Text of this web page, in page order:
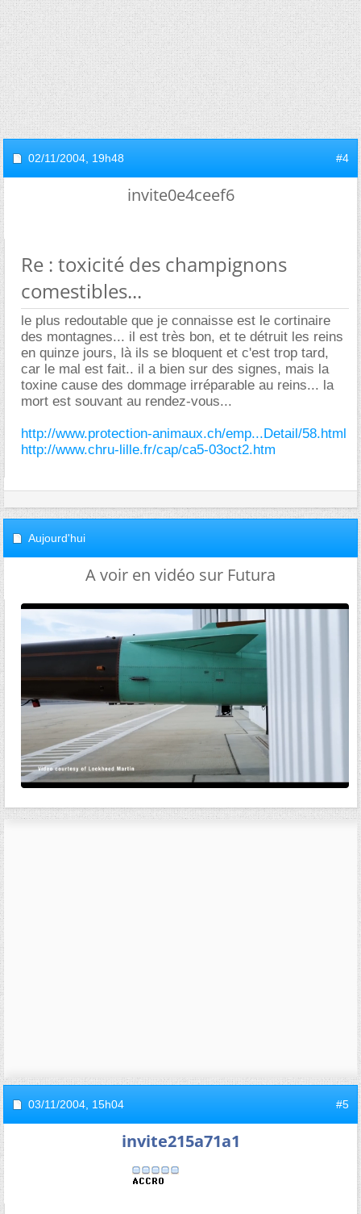
02/11/2004, 19h48 #4
invite0e4ceef6
Re : toxicité des champignons
comestibles...
le plus redoutable que je connaisse est le cortinaire
des montagnes... il est très bon, et te détruit les reins
en quinze jours, là ils se bloquent et c'est trop tard,
car le mal est fait.. il a bien sur des signes, mais la
toxine cause des dommage irréparable au reins... la
mort est souvant au rendez-vous...
http://www.protection-animaux.ch/emp...Detail/58.html
http://www.chru-lille.fr/cap/ca5-03oct2.htm
Aujourd'hui
A voir en vidéo sur Futura
03/11/2004, 15h04 #5
invite215a71a1